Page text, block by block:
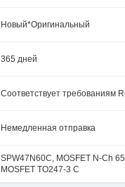
Новый*Оригинальный
365 дней
Соответствует требованиям
Немедленная отправка
SPW47N60C, MOSFET N-Ch
MOSFET TO247-3 С